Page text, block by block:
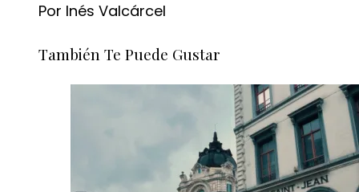
Por Inés Valcárcel
También Te Puede Gustar